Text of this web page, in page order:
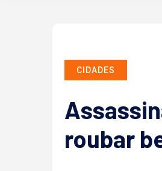
CIDADES
roubar